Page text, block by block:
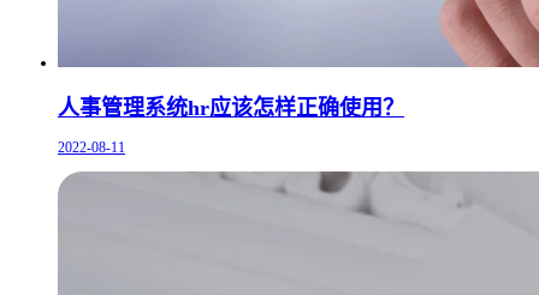
人事管理系统hr应该怎样正确使用？
2022-08-11